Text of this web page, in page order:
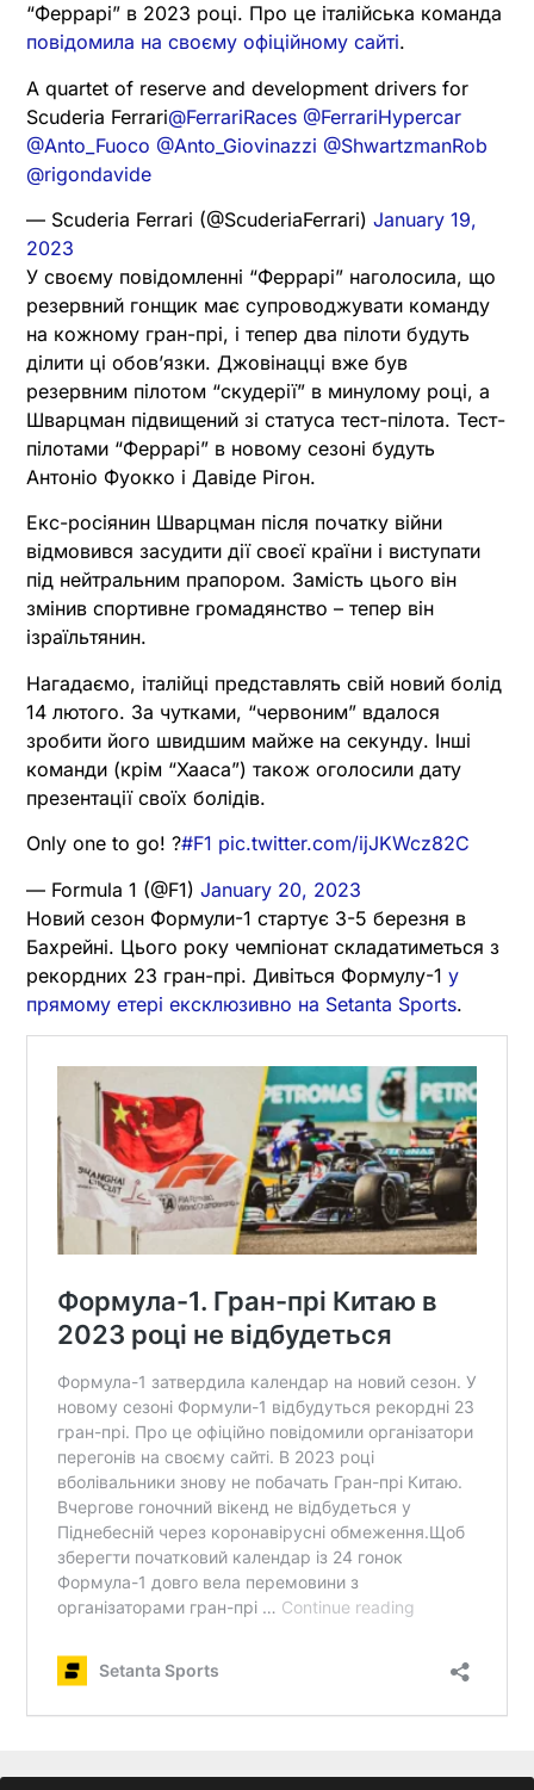
“Феррарі” в 2023 році. Про це італійська команда
повідомила на своєму офіційному сайті.
A quartet of reserve and development drivers for
Scuderia Ferrari@FerrariRaces @FerrariHypercar
@Anto_Fuoco @Anto_Giovinazzi @ShwartzmanRob
@rigondavide
— Scuderia Ferrari (@ScuderiaFerrari) January 19,
2023
У своєму повідомленні “Феррарі” наголосила, що
резервний гонщик має супроводжувати команду
на кожному гран-прі, і тепер два пілоти будуть
ділити ці обов’язки. Джовінацці вже був
резервним пілотом “скудерії” в минулому році, а
Шварцман підвищений зі статуса тест-пілота. Тест-
пілотами “Феррарі” в новому сезоні будуть
Антоніо Фуокко і Давіде Рігон.
Екс-росіянин Шварцман після початку війни
відмовився засудити дії своєї країни і виступати
під нейтральним прапором. Замість цього він
змінив спортивне громадянство – тепер він
ізраїльтянин.
Нагадаємо, італійці представлять свій новий болід
14 лютого. За чутками, “червоним” вдалося
зробити його швидшим майже на секунду. Інші
команди (крім “Хааса”) також оголосили дату
презентації своїх болідів.
Only one to go! ?#F1 pic.twitter.com/ijJKWcz82C
— Formula 1 (@F1) January 20, 2023
Новий сезон Формули-1 стартує 3-5 березня в
Бахрейні. Цього року чемпіонат складатиметься з
рекордних 23 гран-прі. Дивіться Формулу-1 у
прямому етері ексклюзивно на Setanta Sports.